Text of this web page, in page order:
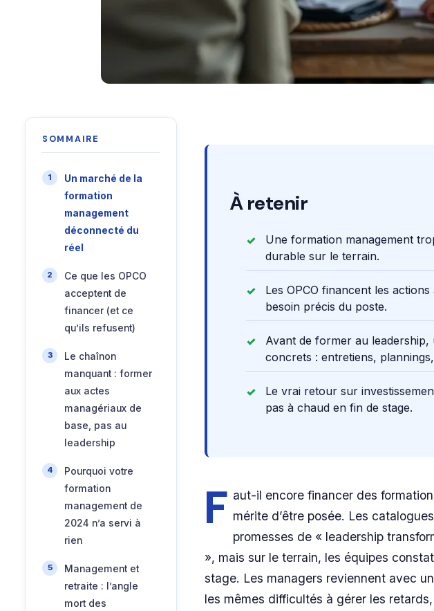
SOMMAIRE
Un marché de la
formation
management
déconnecté du
réel
Ce que les OPCO
acceptent de
financer (et ce
qu’ils refusent)
Le chaînon
manquant : former
aux actes
managériaux de
base, pas au
leadership
Pourquoi votre
formation
management de
2024 n’a servi à
rien
Management et
retraite : l’angle
mort des
À retenir
Une formation management
durable sur le terrain.
Les OPCO financent les
besoin précis du poste.
Avant de former au
concrets : entretiens,
Le vrai retour sur
pas à chaud en fin de stage.
F aut-il encore financer des
mérite d’être posée. Les
promesses de « leadership
», mais sur le terrain, les équipes
stage. Les managers reviennent avec
les mêmes difficultés à gérer les